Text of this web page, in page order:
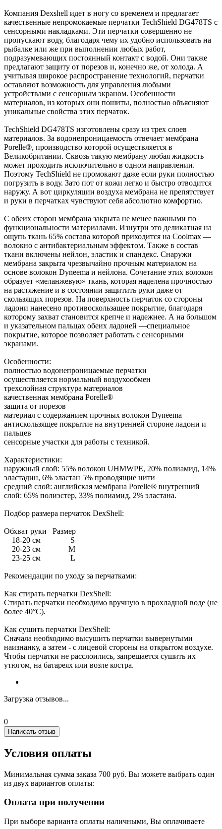
Компания Dexshell идет в ногу со временем и предлагает
качественные непромокаемые перчатки TechShield DG478TS с
сенсорными накладками. Эти перчатки совершенно не
пропускают воду, благодаря чему их удобно использовать на
рыбалке или же при выполнении любых работ,
подразумевающих постоянный контакт с водой. Они также
предлагают защиту от порезов и, конечно же, от холода. А
учитывая широкое распространение технологий, перчатки
оставляют возможность для управления любыми
устройствами с сенсорным экраном. Особенности
материалов, из которых они пошиты, полностью объясняют
уникальные свойства этих перчаток.
TechShield DG478TS изготовлены сразу из трех слоев
материалов. За водонепроницаемость отвечает мембрана
Porelle®, производство которой осуществляется в
Великобритании. Сквозь такую мембрану любая жидкость
может проходить исключительно в одном направлении.
Поэтому TechShield не промокают даже если руки полностью
погрузить в воду. Зато пот от кожи легко и быстро отводится
наружу. А вот циркуляции воздуха мембрана не препятствует
и руки в перчатках чувствуют себя абсолютно комфортно.
С обеих сторон мембрана закрыта не менее важными по
функциональности материалами. Изнутри это деликатная на
ощупь ткань 65% состава которой приходится на Coolmax —
волокно с антибактериальным эффектом. Также в состав
ткани включены нейлон, эластик и спандекс. Снаружи
мембрана закрыта чрезвычайно прочным материалом на
основе волокон Dyneema и нейлона. Сочетание этих волокон
образует «меланжевую» ткань, которая наделена прочностью
на растяжение и в состоянии защитить руки даже от
скользящих порезов. На поверхность перчаток со стороны
ладони нанесено противоскользащее покрытие, благодаря
которому захват становится крепче и надежнее. А на большом
и указательном пальцах обеих ладоней —специальное
покрытие, которое позволяет работать с сенсорными
экранами.
Особенности:
полностью водонепроницаемые перчатки
осуществляется нормальный воздухообмен
трехслойная структура материалов
качественная мембрана Porelle®
защита от порезов
материал с содержанием прочных волокон Dyneema
антискользящее покрытие на внутренней стороне ладони и
пальцев
сенсорные участки для работы с техникой.
Характеристики:
наружный слой: 55% волокон UHMWPE, 20% полиамид, 14%
эластадин, 6% эластан 5% проводящие нити
средний слой: английская мембрана Porelle® внутренний
слой: 65% полиэстер, 33% полиамид, 2% эластана.
Подбор размера перчаток DexShell:
Обхват руки Размер
18-20 см S
20-23 см M
23-25 см L
Рекомендации по уходу за перчатками:
Как стирать перчатки DexShell:
Стирать перчатки необходимо вручную в прохладной воде (не
более 40°C).
Как сушить перчатки DexShell:
Сначала необходимо высушить перчатки вывернутыми
наизнанку, а затем - с лицевой стороны на открытом воздухе.
Чтобы перчатки не расслоились, запрещается сушить их
утюгом, на батареях или возле костра.
Загрузка отзывов...
0
Написать отзыв
Условия оплаты
Минимальная сумма заказа 700 руб. Вы можете выбрать один
из двух вариантов оплаты:
Оплата при получении
При выборе варианта оплаты наличными, Вы оплачиваете